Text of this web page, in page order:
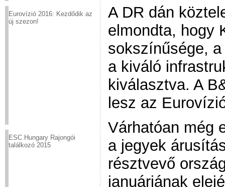
Eurovízió 2016: Kezdődik az
új szezon!
ESC Hungary Rajongói
találkozó 2015
A DR dán
elmondta, hogy
sokszínűsége,
a kiváló
kiválasztva. A
lesz az
Várhatóan még
a jegyek
résztvevő
januárjának